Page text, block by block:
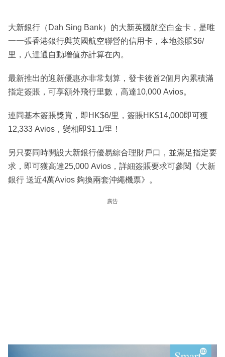
大新銀行（Dah Sing Bank）的大新英國航空白金卡，是唯
一一張香港銀行與英國航空聯營的信用卡，本地簽賬$6/
里，八達通自動增值亦計算在內。
最新推出的迎新優惠亦非常划算，發卡後首2個月內累積滿
指定簽賬，可享額外飛行里數，高達10,000 Avios。
連同基本簽賬獎賞，即HK$6/里，簽賬HK$14,000即可獲
12,333 Avios，變相即$1.1/里！
另只要同時開設大新銀行優易綜合理財戶口，並滿足指定要
求，即可獲高達25,000 Avios，詳細簽賬要求可參閱《大新
銀行 送近4萬Avios 夠換兩套沖繩機票》。
廣告